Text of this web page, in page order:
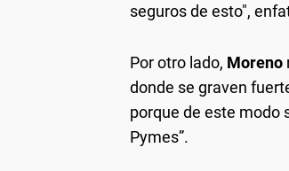
seguros de esto",
Por otro lado, Moreno
donde se graven
porque de este modo
Pymes”.